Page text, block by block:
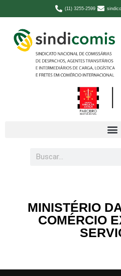
(11) 3255-2599
MINISTÉRIO
COMÉRCIO